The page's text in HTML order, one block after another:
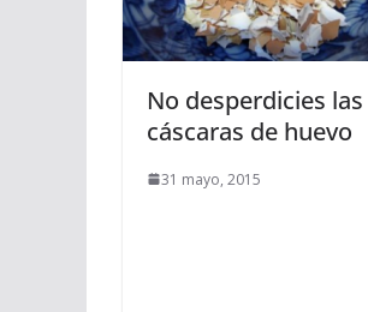
No desperdicies las
cáscaras de huevo
31 mayo, 2015